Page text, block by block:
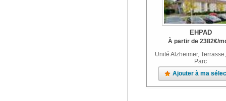
EHPAD
À partir de 2382€/
Unité Alzheimer,
Parc
Ajouter à ma